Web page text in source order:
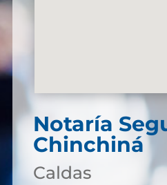
Notaría
Chinchiná
Caldas